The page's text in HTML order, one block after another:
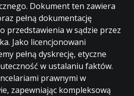
Dokument ten zawiera
pełną dokumentację
przedstawienia w sądzie przez
Jako licencjonowani
pełną dyskrecję, etyczne
w ustalaniu faktów.
prawnymi w
zapewniając kompleksową